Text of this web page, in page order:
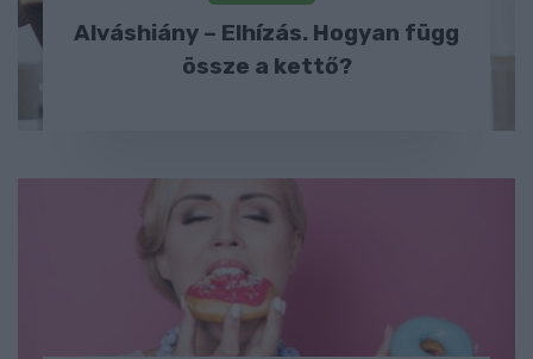
Alváshiány – Elhízás. Hogyan függ
össze a kettő?